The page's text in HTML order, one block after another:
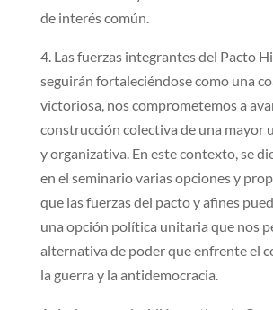
de interés común.
4. Las fuerzas integrantes del Pacto
seguirán fortaleciéndose como una
victoriosa, nos comprometemos a
construcción colectiva de una mayor
y organizativa. En este contexto, se
en el seminario varias opciones y
que las fuerzas del pacto y afines
una opción política unitaria que nos
alternativa de poder que enfrente el
la guerra y la antidemocracia.